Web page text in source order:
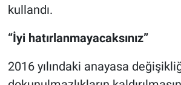
kullandı.
“İyi hatırlanmayacaksınız”
2016 yılındaki anayasa